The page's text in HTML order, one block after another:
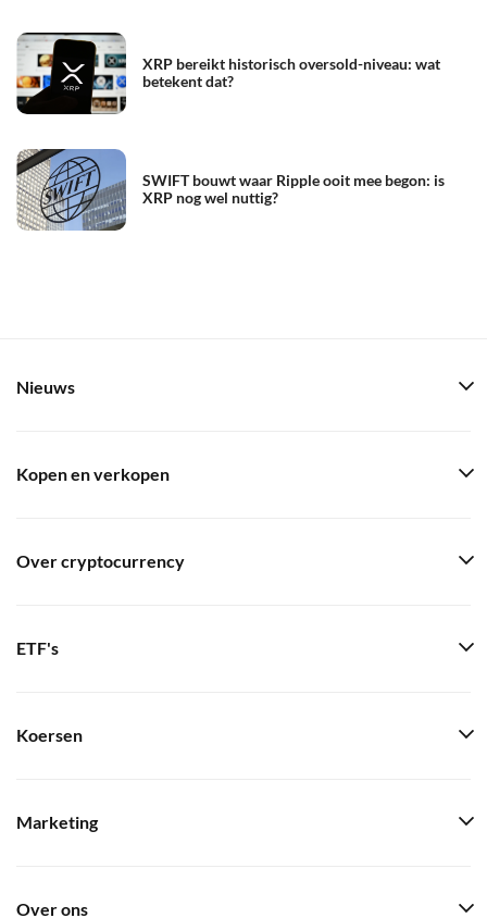
XRP bereikt historisch oversold-niveau: wat
betekent dat?
SWIFT bouwt waar Ripple ooit mee begon: is
XRP nog wel nuttig?
Nieuws
Kopen en verkopen
Over cryptocurrency
ETF's
Koersen
Marketing
Over ons